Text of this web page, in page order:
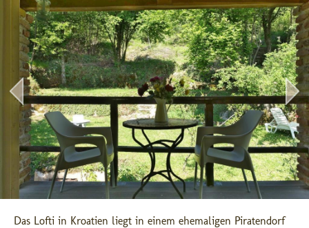
Das Lofti in Kroatien liegt in einem ehemaligen Piratendorf